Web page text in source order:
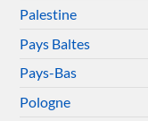
Palestine
Pays Baltes
Pays-Bas
Pologne